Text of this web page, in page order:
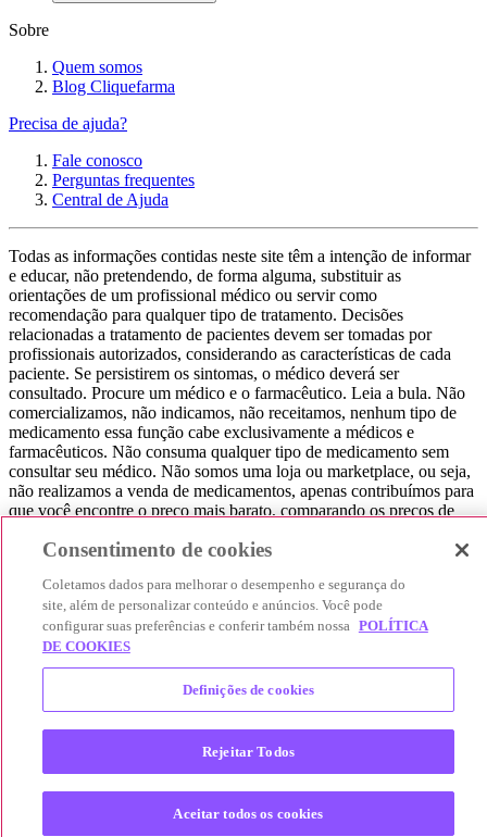
Sobre
Quem somos
Blog Cliquefarma
Precisa de ajuda?
Fale conosco
Perguntas frequentes
Central de Ajuda
Todas as informações contidas neste site têm a intenção de informar
e educar, não pretendendo, de forma alguma, substituir as
orientações de um profissional médico ou servir como
recomendação para qualquer tipo de tratamento. Decisões
relacionadas a tratamento de pacientes devem ser tomadas por
profissionais autorizados, considerando as características de cada
paciente. Se persistirem os sintomas, o médico deverá ser
consultado. Procure um médico e o farmacêutico. Leia a bula. Não
comercializamos, não indicamos, não receitamos, nenhum tipo de
medicamento essa função cabe exclusivamente a médicos e
farmacêuticos. Não consuma qualquer tipo de medicamento sem
consultar seu médico. Não somos uma loja ou marketplace, ou seja,
não realizamos a venda de medicamentos, apenas contribuímos para
que você encontre o preço mais barato, comparando os preços de
experiência seja bem-sucedida, mas a finalização da compra
© 2025 Afya Participações S.A. - todos os direitos reservados.
Alameda Lorena, 269 - Jardim Paulista - São Paulo / SP - CEP.:
01424-001 - CNPJ 23.399.329/0002-53.
Consentimento de cookies
Coletamos dados para melhorar o desempenho e segurança do
site, além de personalizar conteúdo e anúncios. Você pode
configurar suas preferências e conferir também nossa POLÍTICA
DE COOKIES
Definições de cookies
Rejeitar Todos
Aceitar todos os cookies